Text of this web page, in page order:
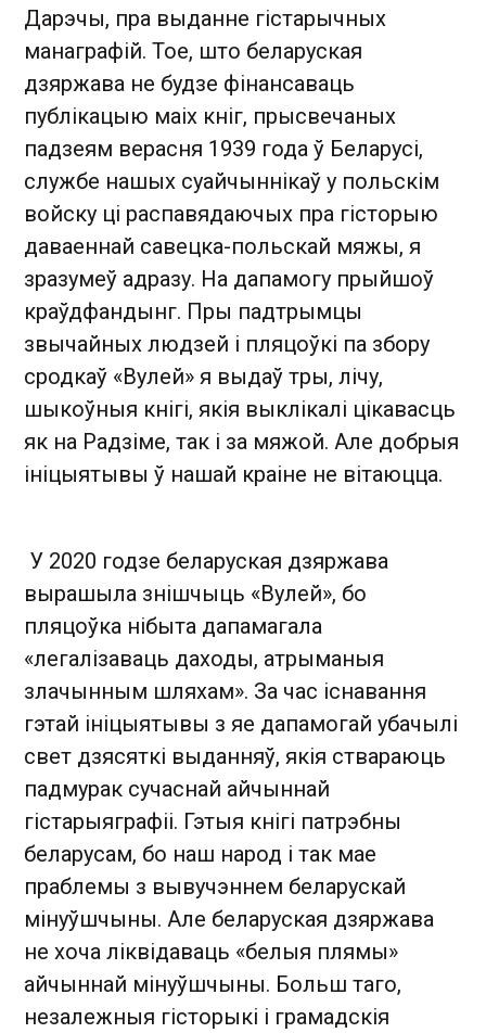
Дарэчы, пра выданне гістарычных
манаграфій. Тое, што беларуская
дзяржава не будзе фінансаваць
публікацыю маіх кніг, прысвечаных
падзеям верасня 1939 года ў Беларусі,
службе нашых суайчыннікаў у польскім
войску ці распавядаючых пра гісторыю
даваеннай савецка-польскай мяжы, я
зразумеў адразу. На дапамогу прыйшоў
краўдфандынг. Пры падтрымцы
звычайных людзей і пляцоўкі па збору
сродкаў «Вулей» я выдаў тры, лічу,
шыкоўныя кнігі, якія выклікалі цікавасць
як на Радзіме, так і за мяжой. Але добрыя
ініцыятывы ў нашай краіне не вітаюцца.
У 2020 годзе беларуская дзяржава
вырашыла знішчыць «Вулей», бо
пляцоўка нібыта дапамагала
«легалізаваць даходы, атрыманыя
злачынным шляхам». За час існавання
гэтай ініцыятывы з яе дапамогай убачылі
свет дзясяткі выданняў, якія ствараюць
падмурак сучаснай айчыннай
гістарыяграфіі. Гэтыя кнігі патрэбны
беларусам, бо наш народ і так мае
праблемы з вывучэннем беларускай
мінуўшчыны. Але беларуская дзяржава
не хоча ліквідаваць «белыя плямы»
айчыннай мінуўшчыны. Больш таго,
незалежныя гісторыкі і грамадскія